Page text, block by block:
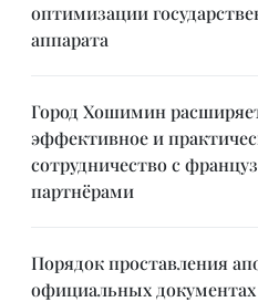
оптимизации
аппарата
Город Хошимин
эффективное и
сотрудничество с
партнёрами
Порядок проставления
официальных